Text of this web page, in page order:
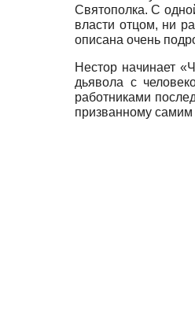
Святополка. С
власти отцом, ни
описана очень
Нестор начинает
дьявола с
работниками
призванному